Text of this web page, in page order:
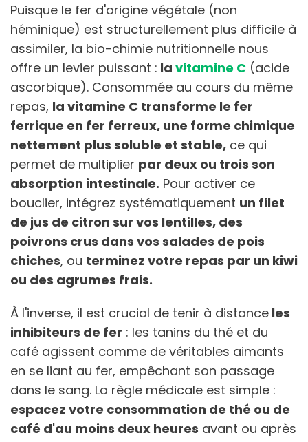
Puisque le fer d'origine végétale (non
héminique) est structurellement plus difficile à
assimiler, la bio-chimie nutritionnelle nous
offre un levier puissant : la vitamine C (acide
ascorbique). Consommée au cours du même
repas, la vitamine C transforme le fer
ferrique en fer ferreux, une forme chimique
nettement plus soluble et stable, ce qui
permet de multiplier par deux ou trois son
absorption intestinale. Pour activer ce
bouclier, intégrez systématiquement un filet
de jus de citron sur vos lentilles, des
poivrons crus dans vos salades de pois
chiches, ou terminez votre repas par un kiwi
ou des agrumes frais.
À l'inverse, il est crucial de tenir à distance les
inhibiteurs de fer : les tanins du thé et du
café agissent comme de véritables aimants
en se liant au fer, empêchant son passage
dans le sang. La règle médicale est simple :
espacez votre consommation de thé ou de
café d'au moins deux heures avant ou après